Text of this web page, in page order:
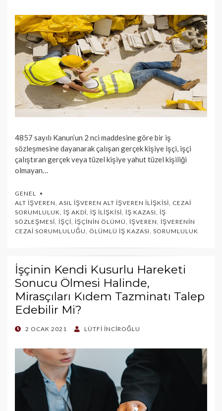
4857 sayılı Kanun’un 2 nci maddesine göre bir iş
sözleşmesine dayanarak çalışan gerçek kişiye işçi, işçi
çalıştıran gerçek veya tüzel kişiye yahut tüzel kişiliği
olmayan…
GENEL
ALT İŞVEREN ASIL İŞVEREN ALT İŞVEREN İLIŞKISI CEZAI
SORUMLULUK
İŞ AKDI İŞ İLIŞKISI İŞ KAZASI
İŞ
SÖZLEŞMESI İŞÇI İŞÇININ ÖLÜMÜ İŞVEREN
İŞVERENIN
CEZAI SORUMLULUĞU
ÖLÜMLÜ İŞ KAZASI SORUMLULUK
İşçinin Kendi Kusurlu Hareketi
Sonucu Ölmesi Halinde,
Mirasçıları Kıdem Tazminatı Talep
Edebilir Mi?
POSTED
2 OCAK 2021 LÜTFI İNCIROĞLU